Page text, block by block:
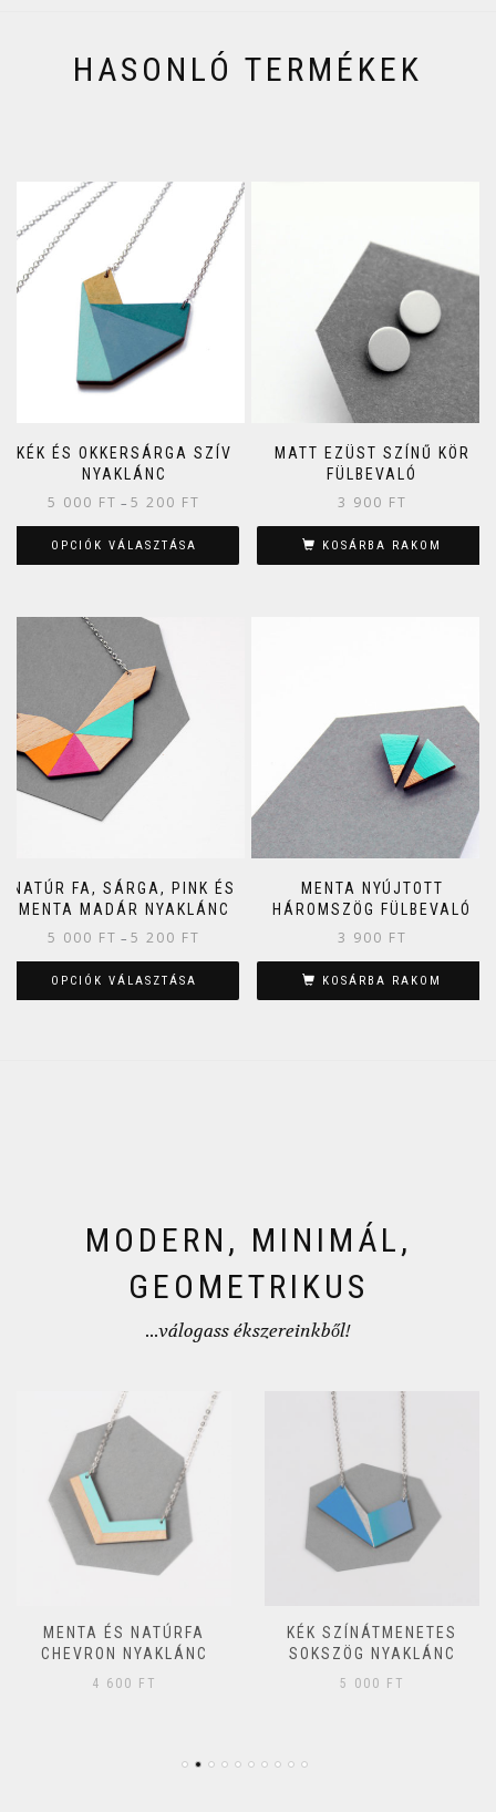
HASONLÓ TERMÉKEK
KÉK ÉS OKKERSÁRGA SZÍV
NYAKLÁNC
5 000 FT – 5 200 FT
OPCIÓK VÁLASZTÁSA
MATT EZÜST SZÍNŰ KÖR
FÜLBEVALÓ
3 900 FT
KOSÁRBA RAKOM
NATÚR FA, SÁRGA, PINK ÉS
MENTA MADÁR NYAKLÁNC
5 000 FT – 5 200 FT
OPCIÓK VÁLASZTÁSA
MENTA NYÚJTOTT
HÁROMSZÖG FÜLBEVALÓ
3 900 FT
KOSÁRBA RAKOM
MODERN, MINIMÁL,
GEOMETRIKUS
...válogass ékszereinkből!
MENTA ÉS NATÚRFA
CHEVRON NYAKLÁNC
4 600 FT
KÉK SZÍNÁTMENETES
SOKSZÖG NYAKLÁNC
5 000 FT